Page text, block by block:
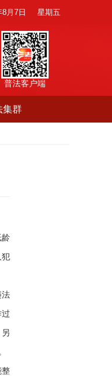
月7日 星期五
普法客户端
集群
龄
犯
法
整